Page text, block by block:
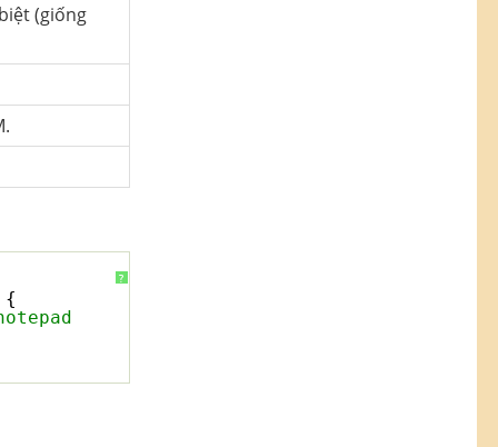
(giống
?
{